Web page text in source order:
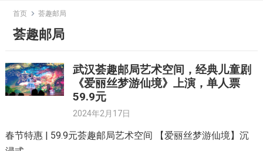
content
首页 荟趣邮局
荟趣邮局
武汉荟趣邮局艺术空间，经典儿童剧
《爱丽丝梦游仙境》上演，单人票
59.9元
2024年2月17日
春节特惠 | 59.9元荟趣邮局艺术空间 【爱丽丝梦游仙境】沉